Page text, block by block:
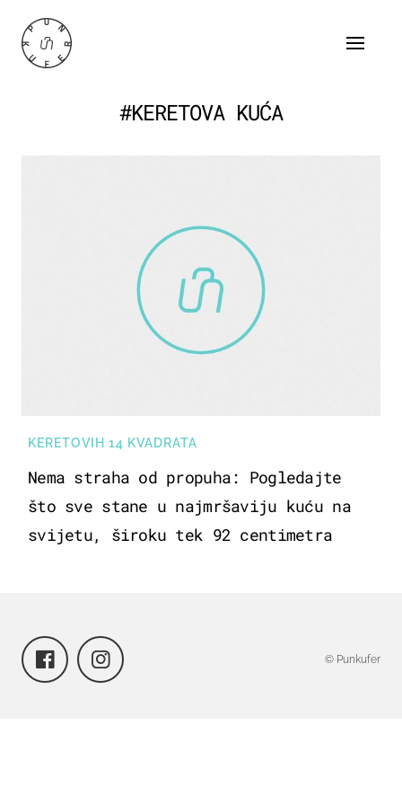
#KERETOVA KUĆA
KERETOVIH 14 KVADRATA
Nema straha od propuha: Pogledajte
što sve stane u najmršaviju kuću na
svijetu, široku tek 92 centimetra
© Punkufer